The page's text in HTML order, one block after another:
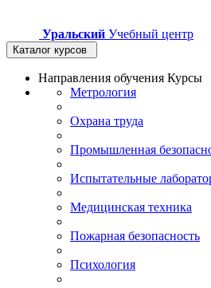
Уральский Учебный центр
Каталог курсов
Направления обучения Курсы
Метрология
Охрана труда
Промышленная
Испытательные
Медицинская техника
Пожарная безопасность
Психология